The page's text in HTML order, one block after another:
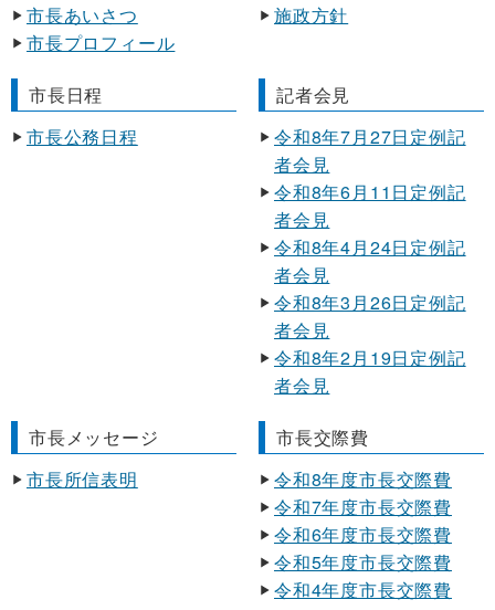
市長あいさつ
市長プロフィール
施政方針
市長日程
市長公務日程
記者会見
令和8年7月27日定例記
者会見
令和8年6月11日定例記
者会見
令和8年4月24日定例記
者会見
令和8年3月26日定例記
者会見
令和8年2月19日定例記
者会見
市長メッセージ
市長所信表明
市長交際費
令和8年度市長交際費
令和7年度市長交際費
令和6年度市長交際費
令和5年度市長交際費
令和4年度市長交際費